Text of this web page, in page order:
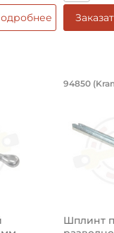
94850
Шплинт